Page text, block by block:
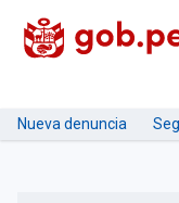
Nueva denuncia